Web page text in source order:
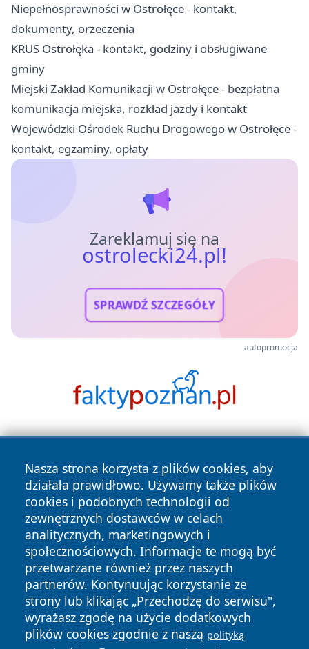
Niepełnosprawności w Ostrołęce - kontakt,
dokumenty, orzeczenia
KRUS Ostrołęka - kontakt, godziny i obsługiwane
gminy
Miejski Zakład Komunikacji w Ostrołęce - bezpłatna
komunikacja miejska, rozkład jazdy i kontakt
Wojewódzki Ośrodek Ruchu Drogowego w Ostrołęce -
kontakt, egzaminy, opłaty
Zareklamuj się na
ostrolecki24.pl!
SPRAWDŹ SZCZEGÓŁY
autopromocja
Nasza strona korzysta z plików cookies, aby
działała prawidłowo. Używamy także plików
cookies i podobnych technologii od
zewnętrznych dostawców w celach
analitycznych, marketingowych i
społecznościowych. Informacje te mogą być
przetwarzane również przez naszych
partnerów. Kontynuując korzystanie ze
strony lub klikając „Przechodzę do serwisu",
wyrażasz zgodę na użycie dodatkowych
plików cookies zgodnie z naszą polityką
Copyright © 2026 ostrolecki24.pl Wszystkie prawa
zastrzeżone.
News Autorzy
Polityka
Prywatności
Polityka
Cookies